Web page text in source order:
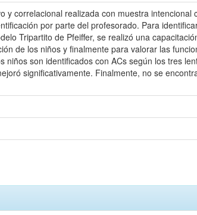
y correlacional realizada con muestra intencional
por parte del profesorado. Para
Tripartito de Pfeiffer, se realizó una
de los niños y finalmente para valorar las
son identificados con ACs según los tres
significativamente. Finalmente, no se